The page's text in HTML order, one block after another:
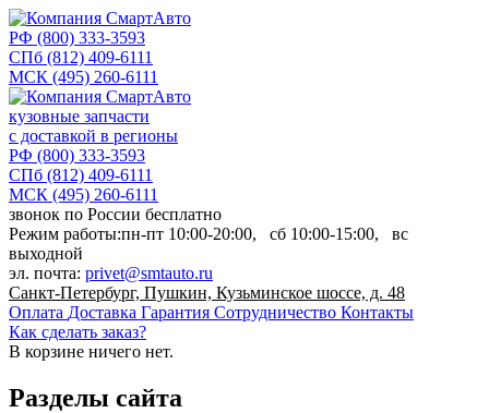
РФ (800) 333-3593
СПб (812) 409-6111
МСК (495) 260-6111
кузовные запчасти
с доставкой в регионы
РФ (800) 333-3593
СПб (812) 409-6111
МСК (495) 260-6111
звонок по России бесплатно
Режим работы:пн-пт 10:00-20:00, сб 10:00-15:00, вс
выходной
эл. почта: privet@smtauto.ru
Санкт-Петербург, Пушкин, Кузьминское шоссе, д. 48
Оплата Доставка Гарантия Сотрудничество Контакты
Как сделать заказ?
В корзине ничего нет.
Разделы сайта